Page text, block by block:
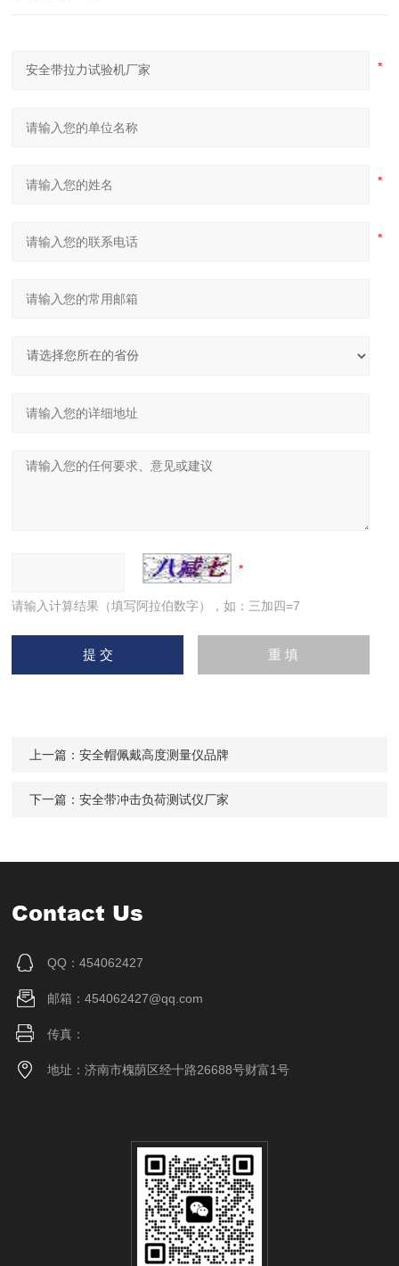
请输入计算结果（填写阿拉伯数字），如：三加四=7
上一篇：安全帽佩戴高度测量仪品牌
下一篇：安全带冲击负荷测试仪厂家
Contact Us
QQ：454062427
邮箱：454062427@qq.com
传真：
地址：济南市槐荫区经十路26688号财富1号